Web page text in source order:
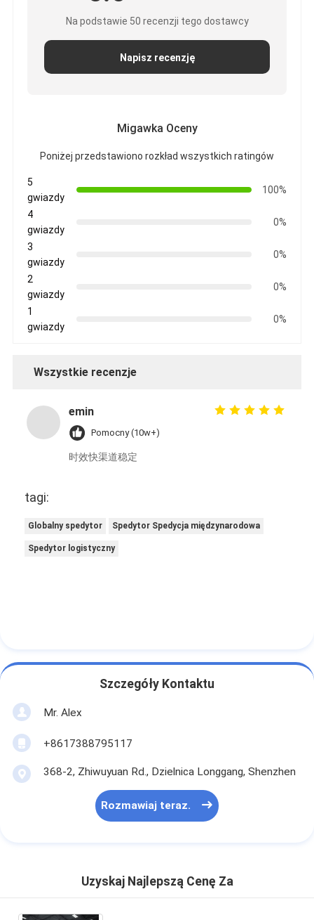
Na podstawie 50 recenzji tego dostawcy
Napisz recenzję
Migawka Oceny
Poniżej przedstawiono rozkład wszystkich ratingów
5
gwiazdy
100%
4
gwiazdy
0%
3
gwiazdy
0%
2
gwiazdy
0%
1
gwiazdy
0%
Wszystkie recenzje
emin
Pomocny (10w+)
时效快渠道稳定
tagi:
Globalny spedytor Spedytor Spedycja międzynarodowa
Spedytor logistyczny
Szczegóły Kontaktu
Mr. Alex
+8617388795117
368-2, Zhiwuyuan Rd., Dzielnica Longgang, Shenzhen
Rozmawiaj teraz.
Uzyskaj Najlepszą Cenę Za